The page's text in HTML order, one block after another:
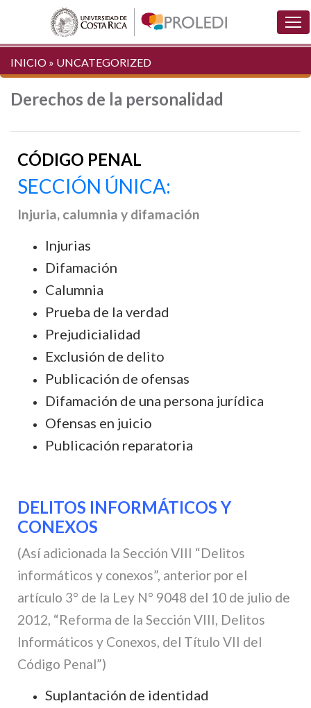
INICIO » UNCATEGORIZED
Derechos de la personalidad
CÓDIGO PENAL
SECCIÓN ÚNICA:
Injuria, calumnia y difamación
Injurias
Difamación
Calumnia
Prueba de la verdad
Prejudicialidad
Exclusión de delito
Publicación de ofensas
Difamación de una persona jurídica
Ofensas en juicio
Publicación reparatoria
DELITOS INFORMÁTICOS Y
CONEXOS
(Así adicionada la Sección VIII “Delitos
informáticos y conexos”, anterior por el
artículo 3° de la Ley N° 9048 del 10 de julio de
2012, “Reforma de la Sección VIII, Delitos
Informáticos y Conexos, del Título VII del
Código Penal”)
Suplantación de identidad